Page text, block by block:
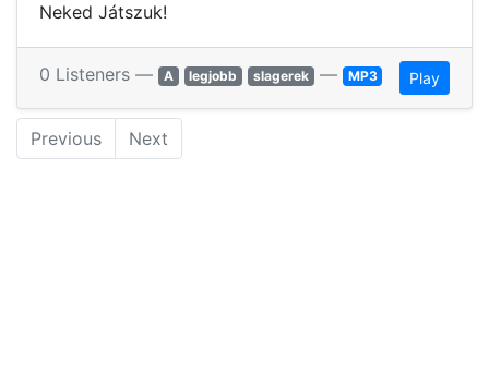
Neked Játszuk!
0 Listeners — A legjobb slagerek — MP3 Play
Previous Next